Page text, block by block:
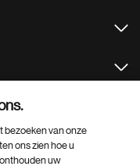
bezoeken van onze
ons zien hoe u
uw